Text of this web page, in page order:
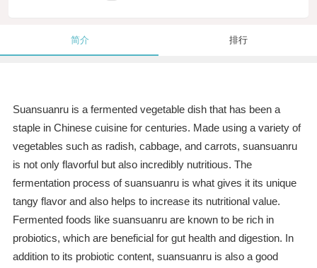
简介 排行
Suansuanru is a fermented vegetable dish that has been a
staple in Chinese cuisine for centuries. Made using a variety of
vegetables such as radish, cabbage, and carrots, suansuanru
is not only flavorful but also incredibly nutritious. The
fermentation process of suansuanru is what gives it its unique
tangy flavor and also helps to increase its nutritional value.
Fermented foods like suansuanru are known to be rich in
probiotics, which are beneficial for gut health and digestion. In
addition to its probiotic content, suansuanru is also a good